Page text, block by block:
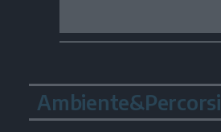
Ambiente&Percorsi